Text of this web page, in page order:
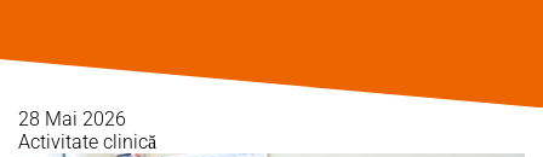
28 Mai 2026
Activitate clinică